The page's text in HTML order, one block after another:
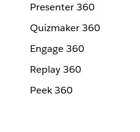
Presenter 360
Quizmaker 360
Engage 360
Replay 360
Peek 360